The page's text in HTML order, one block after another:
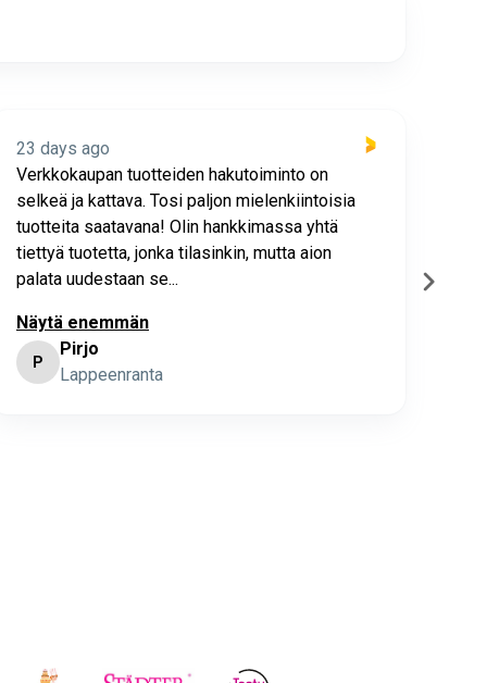
23 days ago
Verkkokaupan tuotteiden hakutoiminto on
selkeä ja kattava. Tosi paljon mielenkiintoisia
tuotteita saatavana! Olin hankkimassa yhtä
tiettyä tuotetta, jonka tilasinkin, mutta aion
palata uudestaan se...
Näytä enemmän
P
Pirjo
Lappeenranta